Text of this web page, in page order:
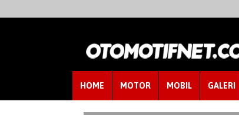
HOME MOTOR MOBIL GALERI